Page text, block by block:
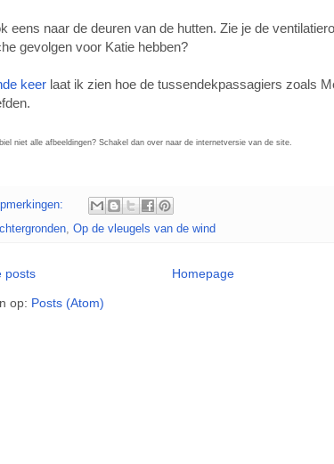
eens naar de deuren van de hutten. Zie je de
gevolgen voor Katie hebben?
keer laat ik zien hoe de tussendekpassagiers zoals
niet alle afbeeldingen? Schakel dan over naar de internetversie van de site.
Op de vleugels van de wind
posts Homepage
op: Posts (Atom)